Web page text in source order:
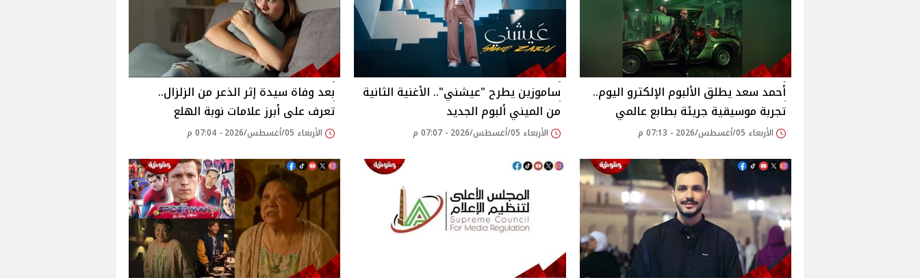
أحمد سعد يطلق الألبوم الإلكترو اليوم..
تجربة موسيقية جريئة بطابع عالمي
الأربعاء 05/أغسطس/2026 - 07:13 م
ساموزين يطرح "عيشني".. الأغنية الثانية
من الميني ألبوم الجديد
الأربعاء 05/أغسطس/2026 - 07:07 م
بعد وفاة سيدة إثر الذعر من الزلزال..
تعرف على أبرز علامات نوبة الهلع
الأربعاء 05/أغسطس/2026 - 07:04 م